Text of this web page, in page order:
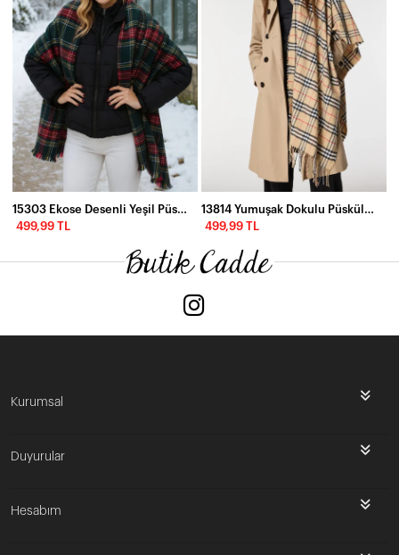
15303 Ekose Desenli Yeşil Püsküllü Puf Kalın Şal
499,99 TL
13814 Yumuşak Dokulu Püsküllü Ekose Desen Safran Kalın Omuz Şal Atkı
499,99 TL
Kurumsal
Duyurular
Hesabım